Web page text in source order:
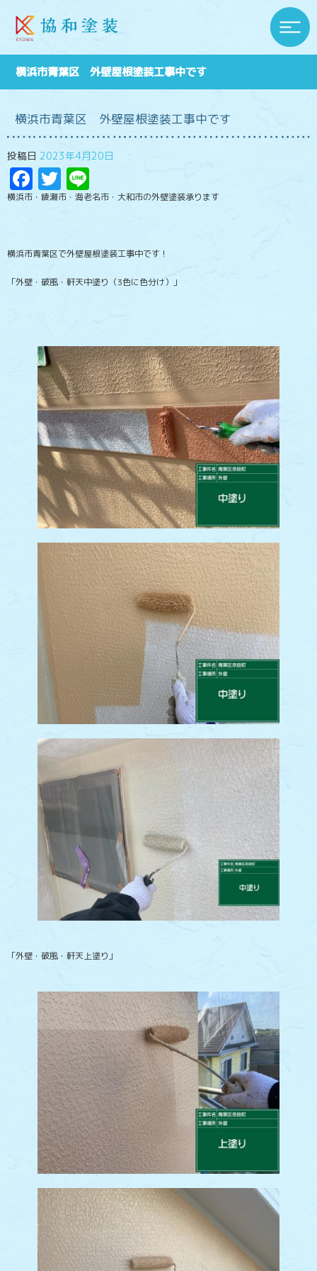
横浜市青葉区 外壁屋根塗装工事中です
横浜市青葉区 外壁屋根塗装工事中です
投稿日 2023年4月20日
Facebook
Twitter
横浜市・綾瀬市・海老名市・大和市の外壁塗装承ります
横浜市青葉区で外壁屋根塗装工事中です！
「外壁・破風・軒天中塗り（3色に色分け）」
「外壁・破風・軒天上塗り」